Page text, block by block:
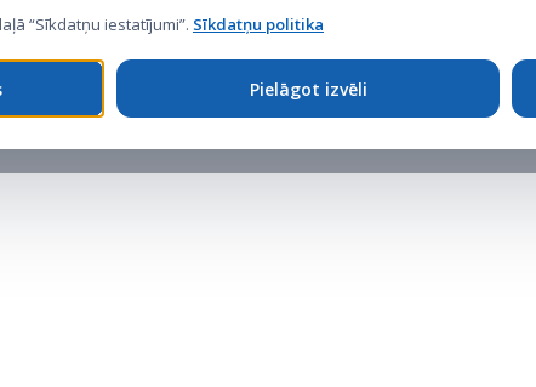
“Sīkdatņu iestatījumi”. Sīkdatņu politika
Pielāgot izvēli